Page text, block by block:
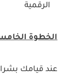
الرقمية
الخطوة
عند قيامك